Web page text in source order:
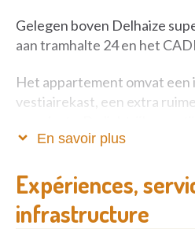
Gelegen boven Delhaize
aan tramhalte 24 en het
Het appartement omvat een
vestiairekast, een extra
tegelvloer sluit aan op een
ruime slaapkamer beschikt
moderne badkamer
En savoir plus
Expériences,
infrastructure